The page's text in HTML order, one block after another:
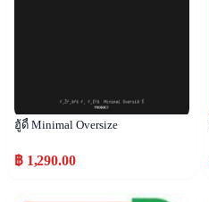
ฮู้ดี้ Minimal Oversize
฿ 1,290.00